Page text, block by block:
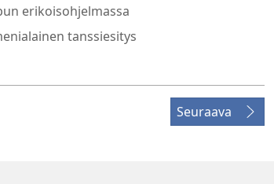
erikoisohjelmassa
tanssiesitys
Seuraava